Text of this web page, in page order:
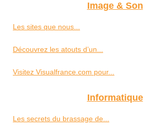
Image & Son
Les sites que nous...
Découvrez les atouts d’un...
Visitez Visualfrance.com pour...
Informatique
Les secrets du brassage de...